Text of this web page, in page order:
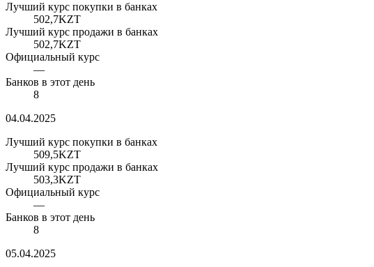
Лучший курс покупки в банках
502,7KZT
Лучший курс продажи в банках
502,7KZT
Официальный курс
—
Банков в этот день
8
04.04.2025
Лучший курс покупки в банках
509,5KZT
Лучший курс продажи в банках
503,3KZT
Официальный курс
—
Банков в этот день
8
05.04.2025